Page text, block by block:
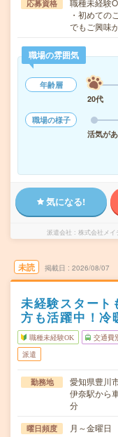
応募資格
職種未経験
・初めての
でもご興味
職場の雰囲気
年齢層
20代
職場の様子
活気が
気になる!
派遣会社 株式会社メ
未読 掲載日 2026/08/07
未経験スタート
方も活躍中！冷
職種未経験OK 交通費
派遣
勤務地
愛知県豊川
伊奈駅から
分
曜日頻度 月～金曜日